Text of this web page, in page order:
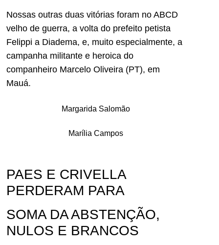
Nossas outras duas vitórias foram no ABCD
velho de guerra, a volta do prefeito petista
Felippi a Diadema, e, muito especialmente, a
campanha militante e heroica do
companheiro Marcelo Oliveira (PT), em
Mauá.
Margarida Salomão
Marília Campos
PAES E CRIVELLA
PERDERAM PARA
SOMA DA ABSTENÇÃO,
NULOS E BRANCOS